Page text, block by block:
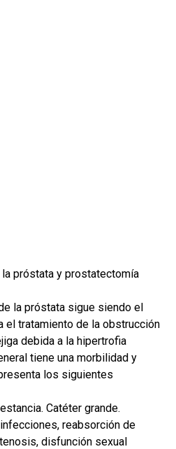
próstata y prostatectomía
la próstata sigue siendo el
el tratamiento de la obstrucción
debida a la hipertrofia
tiene una morbilidad y
los siguientes
Catéter grande.
reabsorción de
disfunción sexual